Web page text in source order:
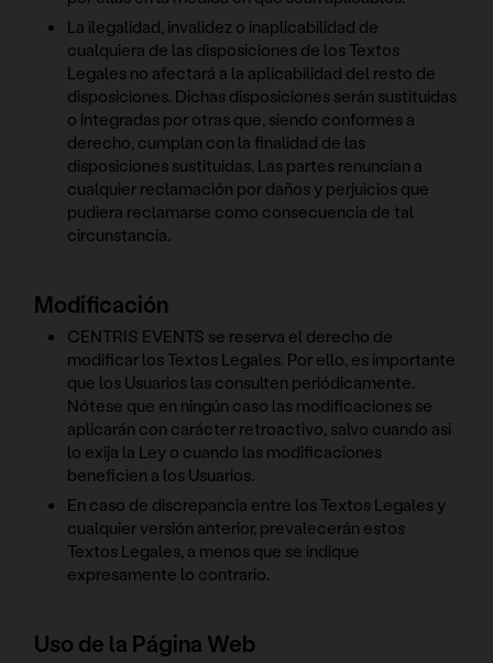
La ilegalidad, invalidez o inaplicabilidad de
cualquiera de las disposiciones de los Textos
Legales no afectará a la aplicabilidad del resto de
disposiciones. Dichas disposiciones serán sustituidas
o integradas por otras que, siendo conformes a
derecho, cumplan con la finalidad de las
disposiciones sustituidas. Las partes renuncian a
cualquier reclamación por daños y perjuicios que
pudiera reclamarse como consecuencia de tal
circunstancia.
Modificación
CENTRIS EVENTS se reserva el derecho de
modificar los Textos Legales. Por ello, es importante
que los Usuarios las consulten periódicamente.
Nótese que en ningún caso las modificaciones se
aplicarán con carácter retroactivo, salvo cuando así
lo exija la Ley o cuando las modificaciones
beneficien a los Usuarios.
En caso de discrepancia entre los Textos Legales y
cualquier versión anterior, prevalecerán estos
Textos Legales, a menos que se indique
expresamente lo contrario.
Uso de la Página Web